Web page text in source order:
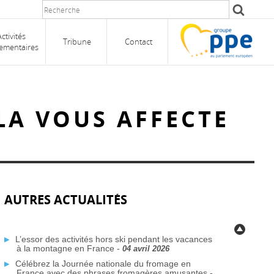
Tribune Contact
VOUS AFFECTE
AUTRES ACTUALITÉS
L’essor des activités hors ski pendant les vacances
à la montagne en France - 04 avril 2026
Célébrez la Journée nationale du fromage en